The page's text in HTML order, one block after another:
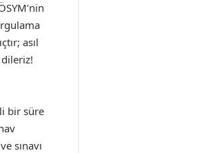
asıl
bir süre
sınavı